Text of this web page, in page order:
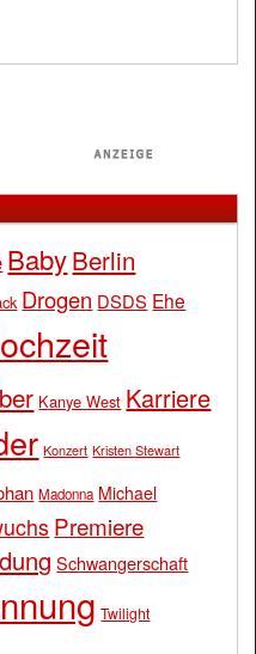
BabyBerlin
Drogen DSDS Ehe
Kanye West Karriere
Konzert Kristen Stewart
Madonna Michael
Premiere
Schwangerschaft
Twilight